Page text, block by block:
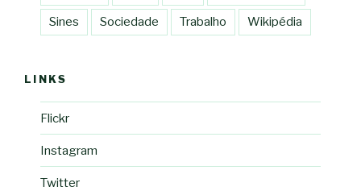
Sines Sociedade Trabalho Wikipédia
LINKS
Flickr
Instagram
Twitter